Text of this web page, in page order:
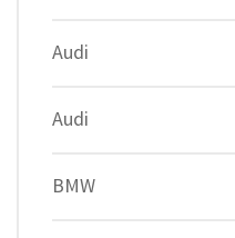
Audi
Audi
BMW